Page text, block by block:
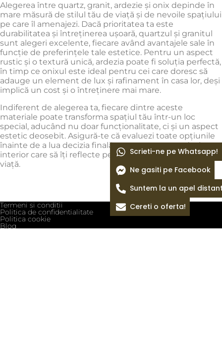
Alegerea între quartz, granit, ardezie și onix depinde în
mare măsură de stilul tău de viață și de nevoile spațiului
pe care îl amenajezi. Dacă prioritatea ta este
durabilitatea și întreținerea ușoară, quartzul și granitul
sunt alegeri excelente, fiecare având avantajele sale în
funcție de preferințele tale estetice. Pentru un aspect
rustic și o textură unică, ardezia poate fi soluția perfectă,
în timp ce onixul este ideal pentru cei care doresc să
adauge un element de lux și rafinament în casa lor, deși
implică un cost și o întreținere mai mare.
Indiferent de alegerea ta, fiecare dintre aceste
materiale poate transforma spațiul tău într-un loc
special, aducând nu doar funcționalitate, ci și un aspect
estetic deosebit. Asigură-te că evaluezi toate opțiunile
înainte de a lua decizia finală, pentru a crea un design
interior care să îți reflecte personalitatea și stilul de
viață.
Termeni si conditii
Politica de confidentialitate
Politica cookie
Blog
Scrieti-ne pe Whatsapp!
Ne gasiti pe Facebook
Suntem la un apel
Cereti o oferta!